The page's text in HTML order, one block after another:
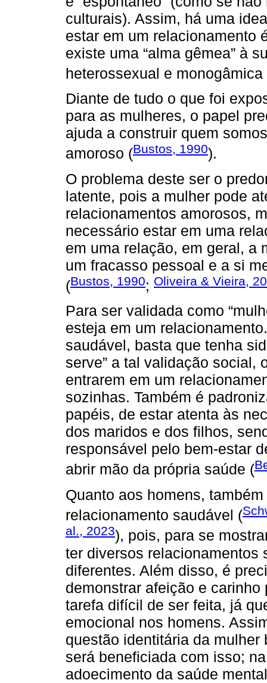
culturais). Assim, há uma
estar em um relacionamento
existe uma “alma gêmea” à
heterossexual e monogâmica
Diante de tudo o que foi
para as mulheres, o papel
ajuda a construir quem
amoroso (Bustos, 1990).
O problema deste ser o
latente, pois a mulher pode
relacionamentos amorosos,
necessário estar em uma
em uma relação, em geral, a
um fracasso pessoal e a si
(Bustos, 1990; Oliveira & Vieira,
Para ser validada como
esteja em um
saudável, basta que tenha
serve” a tal validação social,
entrarem em um
sozinhas. Também é
papéis, de estar atenta às
dos maridos e dos filhos,
responsável pelo bem-estar
abrir mão da própria saúde (
Quanto aos homens,
relacionamento saudável (
al., 2023), pois, para se
ter diversos relacionamentos
diferentes. Além disso, é
demonstrar afeição e
tarefa difícil de ser feita, já
emocional nos homens.
questão identitária da
será beneficiada com isso;
adoecimento da saúde